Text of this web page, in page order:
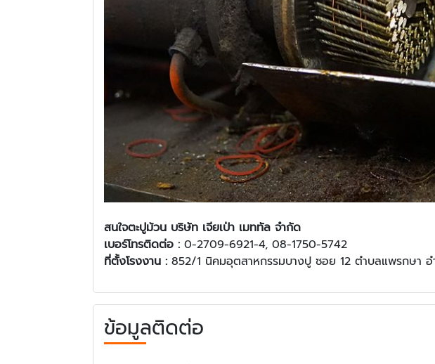
สนใจตะปูม้วน บริษัท เจียเป่า เมททัล จำกัด
เบอร์โทรติดต่อ : 0-2709-6921-4, 08-1750-5742
ที่ตั้งโรงงาน : 852/1 นิคมอุตสาหกรรมบางปู ซอย 12 ตำบลแพรกษา อ
ข้อมูลติดต่อ